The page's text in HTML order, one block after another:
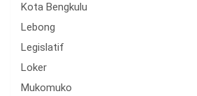
Kota Bengkulu
Lebong
Legislatif
Loker
Mukomuko